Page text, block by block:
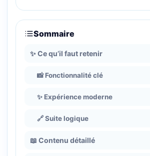
Sommaire
✨ Ce qu’il faut retenir
📸 Fonctionnalité clé
✨ Expérience moderne
🔗 Suite logique
📖 Contenu détaillé